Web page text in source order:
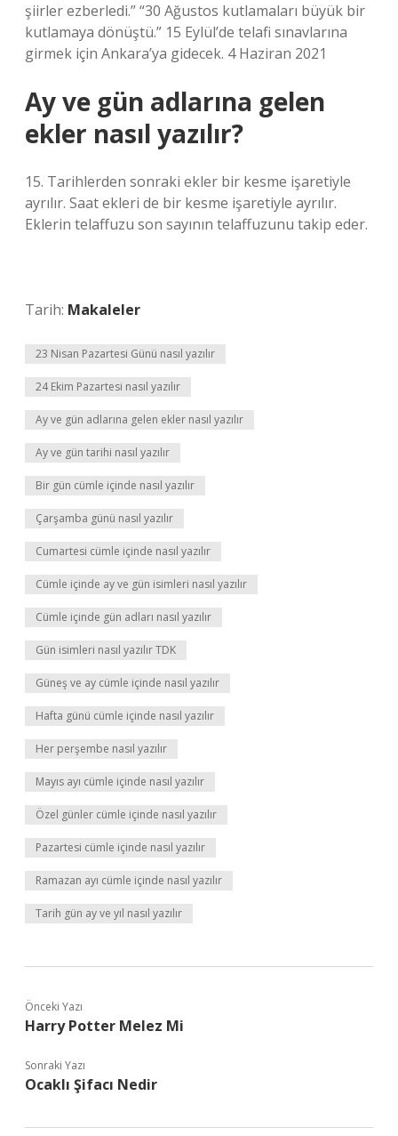
şiirler ezberledi.” “30 Ağustos kutlamaları büyük bir
kutlamaya dönüştü.” 15 Eylül’de telafi sınavlarına
girmek için Ankara’ya gidecek. 4 Haziran 2021
Ay ve gün adlarına gelen
ekler nasıl yazılır?
15. Tarihlerden sonraki ekler bir kesme işaretiyle
ayrılır. Saat ekleri de bir kesme işaretiyle ayrılır.
Eklerin telaffuzu son sayının telaffuzunu takip eder.
Tarih: Makaleler
23 Nisan Pazartesi Günü nasıl yazılır
24 Ekim Pazartesi nasıl yazılır
Ay ve gün adlarına gelen ekler nasıl yazılır
Ay ve gün tarihi nasıl yazılır
Bir gün cümle içinde nasıl yazılır
Çarşamba günü nasıl yazılır
Cumartesi cümle içinde nasıl yazılır
Cümle içinde ay ve gün isimleri nasıl yazılır
Cümle içinde gün adları nasıl yazılır
Gün isimleri nasıl yazılır TDK
Güneş ve ay cümle içinde nasıl yazılır
Hafta günü cümle içinde nasıl yazılır
Her perşembe nasıl yazılır
Mayıs ayı cümle içinde nasıl yazılır
Özel günler cümle içinde nasıl yazılır
Pazartesi cümle içinde nasıl yazılır
Ramazan ayı cümle içinde nasıl yazılır
Tarih gün ay ve yıl nasıl yazılır
Önceki Yazı
Harry Potter Melez Mi
Sonraki Yazı
Ocaklı Şifacı Nedir